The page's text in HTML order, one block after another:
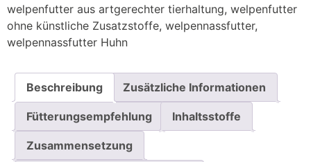
welpenfutter aus artgerechter tierhaltung, welpenfutter
ohne künstliche Zusatzstoffe, welpennassfutter,
welpennassfutter Huhn
Beschreibung Zusätzliche Informationen
Fütterungsempfehlung Inhaltsstoffe
Zusammensetzung